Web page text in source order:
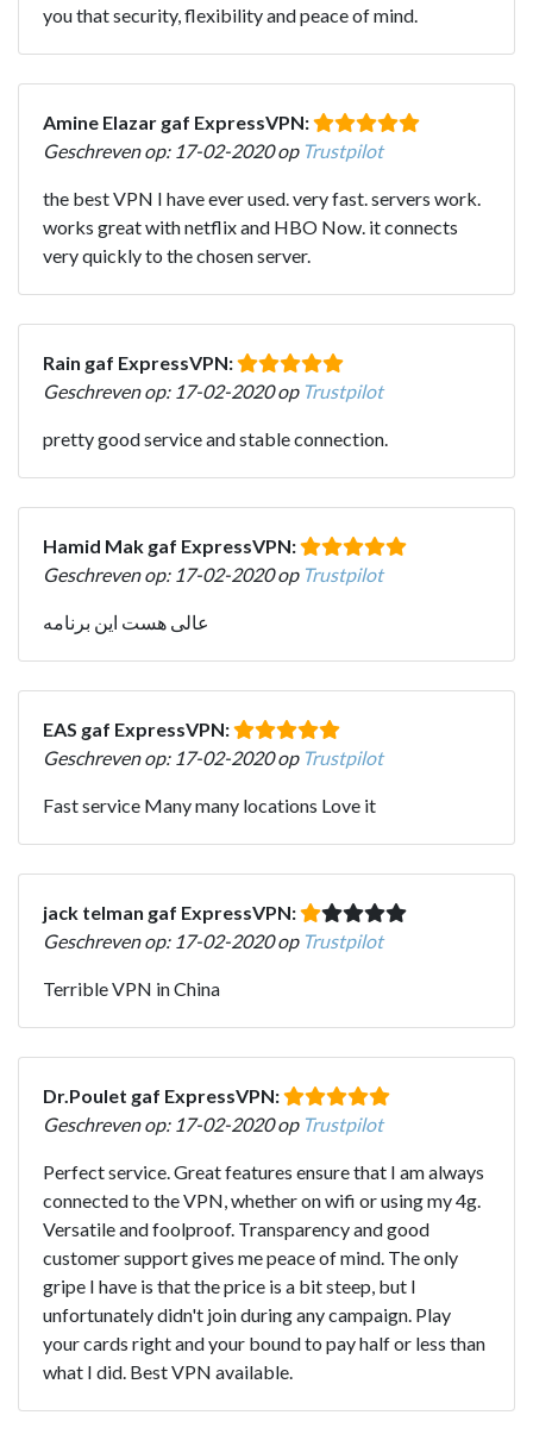
you that security, flexibility and peace of mind.
Amine Elazar gaf ExpressVPN:
Geschreven op: 17-02-2020 op Trustpilot
the best VPN I have ever used. very fast. servers work.
works great with netflix and HBO Now. it connects
very quickly to the chosen server.
Rain gaf ExpressVPN:
Geschreven op: 17-02-2020 op Trustpilot
pretty good service and stable connection.
Hamid Mak gaf ExpressVPN:
Geschreven op: 17-02-2020 op Trustpilot
عالی هست این برنامه
EAS gaf ExpressVPN:
Geschreven op: 17-02-2020 op Trustpilot
Fast service Many many locations Love it
jack telman gaf ExpressVPN:
Geschreven op: 17-02-2020 op Trustpilot
Terrible VPN in China
Dr.Poulet gaf ExpressVPN:
Geschreven op: 17-02-2020 op Trustpilot
Perfect service. Great features ensure that I am always
connected to the VPN, whether on wifi or using my 4g.
Versatile and foolproof. Transparency and good
customer support gives me peace of mind. The only
gripe I have is that the price is a bit steep, but I
unfortunately didn't join during any campaign. Play
your cards right and your bound to pay half or less than
what I did. Best VPN available.